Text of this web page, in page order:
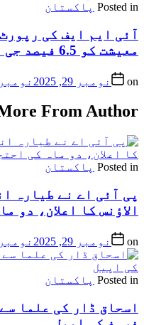
Posted in پاکستان
آئی ایم ایف کی
معیشت کو 6.5 فیصد جی ڈی پی کا نقصان
on نومبر 29, 2025 نومبر 29, 2025
From Author
Posted in پاکستان
پی آئی اے نے طیارہ
الاؤنس کا اعلان، دو
on نومبر 29, 2025 نومبر 29, 2025
Posted in پاکستان
اسحاق ڈار کی علما